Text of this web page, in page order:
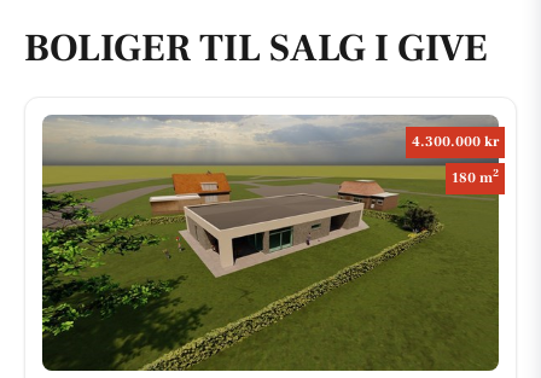
BOLIGER TIL SALG I GIVE
4.300.000 kr
180 m2